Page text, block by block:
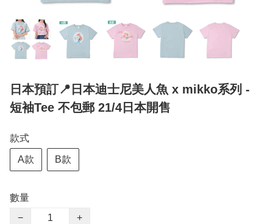
日本預訂📍日本迪士尼美人魚 x mikko系列 -
短袖Tee 不包郵 21/4日本開售
款式
A款 B款
數量
−
+